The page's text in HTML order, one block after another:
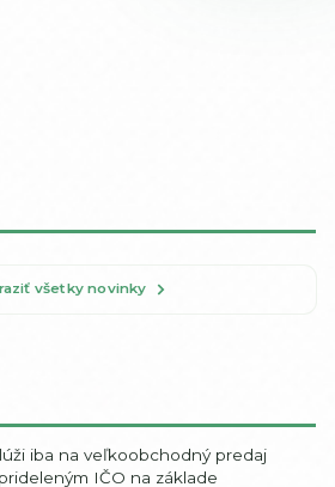
všetky novinky
iba na veľkoobchodný predaj
IČO na základe